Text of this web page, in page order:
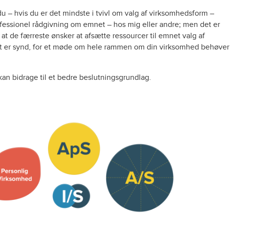
– hvis du er det mindste i tvivl om valg af virksomhedsform –
rådgivning om emnet – hos mig eller andre; men det er
de færreste ønsker at afsætte ressourcer til emnet valg af
er synd, for et møde om hele rammen om din virksomhed behøver
bidrage til et bedre beslutningsgrundlag.